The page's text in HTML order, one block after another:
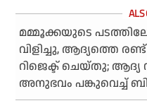
മമ്മൂക്കയുടെ
വിളിച്ചു, ആദ്യത്തെ
റിജെക്ട് ചെയ്തു; ആദ്യ
അനുഭവം പങ്കുവെച്ച്